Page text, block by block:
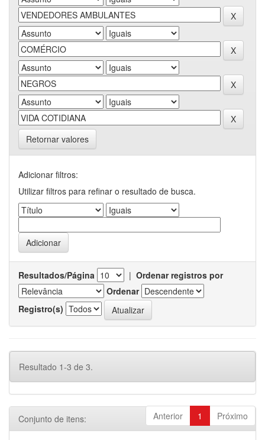
Retornar valores
Adicionar filtros:
Utilizar filtros para refinar o resultado de busca.
Resultados/Página | Ordenar registros por
Ordenar
Registro(s)
Resultado 1-3 de 3.
Anterior 1 Próximo
Conjunto de itens: